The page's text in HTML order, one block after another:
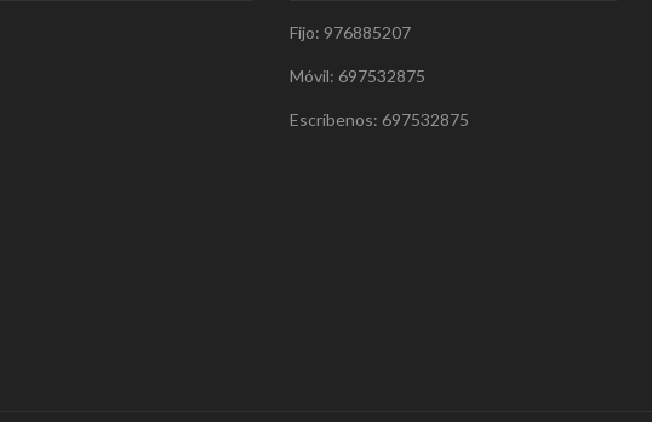
Fijo: 976885207
Móvil: 697532875
Escríbenos: 697532875